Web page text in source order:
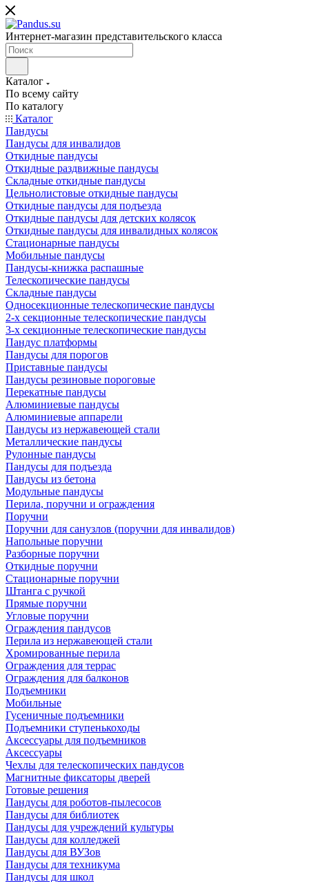
Интернет-магазин представительского класса
Каталог
По всему сайту
По каталогу
Каталог
Пандусы
Пандусы для инвалидов
Откидные пандусы
Откидные раздвижные пандусы
Складные откидные пандусы
Цельнолистовые откидные пандусы
Откидные пандусы для подъезда
Откидные пандусы для детских колясок
Откидные пандусы для инвалидных колясок
Стационарные пандусы
Мобильные пандусы
Пандусы-книжка распашные
Телескопические пандусы
Складные пандусы
Односекционные телескопические пандусы
2-х секционные телескопические пандусы
3-х секционные телескопические пандусы
Пандус платформы
Пандусы для порогов
Приставные пандусы
Пандусы резиновые пороговые
Перекатные пандусы
Алюминиевые пандусы
Алюминиевые аппарели
Пандусы из нержавеющей стали
Металлические пандусы
Рулонные пандусы
Пандусы для подъезда
Пандусы из бетона
Модульные пандусы
Перила, поручни и ограждения
Поручни
Поручни для санузлов (поручни для инвалидов)
Напольные поручни
Разборные поручни
Откидные поручни
Стационарные поручни
Штанга с ручкой
Прямые поручни
Угловые поручни
Ограждения пандусов
Перила из нержавеющей стали
Хромированные перила
Ограждения для террас
Ограждения для балконов
Подъемники
Мобильные
Гусеничные подъемники
Подъемники ступенькоходы
Аксессуары для подъемников
Аксессуары
Чехлы для телескопических пандусов
Магнитные фиксаторы дверей
Готовые решения
Пандусы для роботов-пылесосов
Пандусы для библиотек
Пандусы для учреждений культуры
Пандусы для колледжей
Пандусы для ВУЗов
Пандусы для техникума
Пандусы для школ